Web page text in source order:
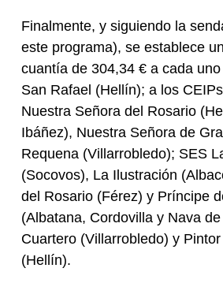
Finalmente, y siguiendo la
este programa), se establece
cuantía de 304,34 € a cada
San Rafael (Hellín); a los
Nuestra Señora del Rosario
Ibáñez), Nuestra Señora de
Requena (Villarrobledo); SES
(Socovos), La Ilustración
del Rosario (Férez) y Príncipe
(Albatana, Cordovilla y Nava
Cuartero (Villarrobledo) y
(Hellín).